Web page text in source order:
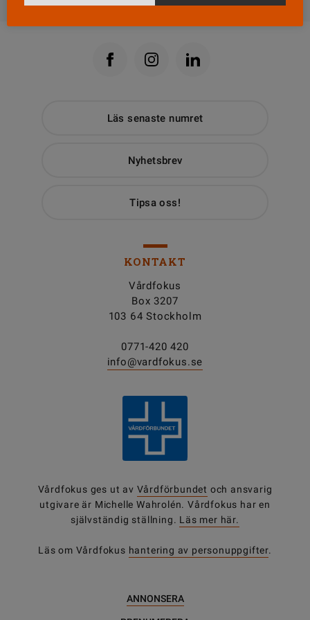
Läs senaste numret
Nyhetsbrev
Tipsa oss!
KONTAKT
Vårdfokus
Box 3207
103 64 Stockholm
0771-420 420
info@vardfokus.se
Vårdfokus ges ut av Vårdförbundet och ansvarig
utgivare är Michelle Wahrolén. Vårdfokus har en
självständig ställning. Läs mer här.
Läs om Vårdfokus hantering av personuppgifter.
ANNONSERA